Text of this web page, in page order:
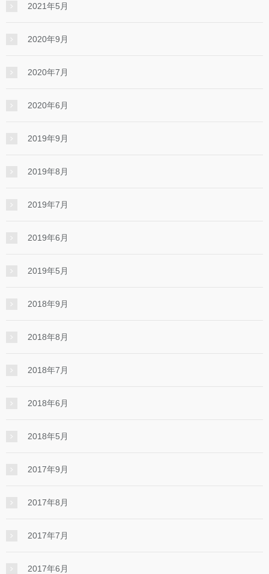
2021年5月
2020年9月
2020年7月
2020年6月
2019年9月
2019年8月
2019年7月
2019年6月
2019年5月
2018年9月
2018年8月
2018年7月
2018年6月
2018年5月
2017年9月
2017年8月
2017年7月
2017年6月